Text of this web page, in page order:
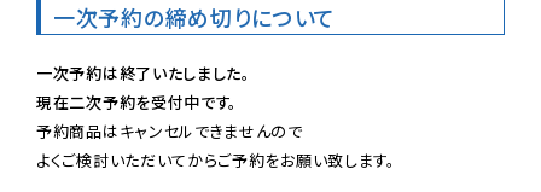
一次予約の締め切りについて
一次予約は終了いたしました。
現在二次予約を受付中です。
予約商品はキャンセルできませんので
よくご検討いただいてからご予約をお願い致します。